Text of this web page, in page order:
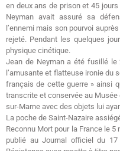
en deux ans de prison et 45 jours
Neyman avait assuré sa
l’ennemi mais son pourvoi
rejeté. Pendant les quelques
physique cinétique.
Jean de Neyman a été fusillé le
l’amusante et flatteuse ironie du
français de cette guerre » ainsi
transcrite et conservée au
sur-Marne avec des objets lui
La poche de Saint-Nazaire
Reconnu Mort pour la France le
publié au Journal officiel du